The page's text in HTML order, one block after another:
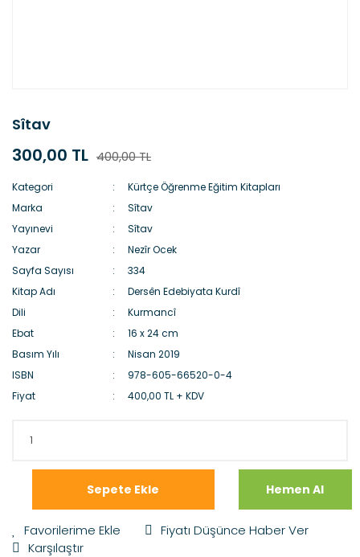
Sîtav
300,00 TL 400,00 TL
Kategori
Kürtçe Öğrenme Eğitim Kitapları
Marka
Sîtav
Yayınevi
Sîtav
Yazar
Nezîr Ocek
Sayfa Sayısı
334
Kitap Adı
Dersên Edebiyata Kurdî
Dili
Kurmancî
Ebat
16 x 24 cm
Basım Yılı
Nisan 2019
ISBN
978-605-66520-0-4
Fiyat
400,00 TL + KDV
Sepete Ekle Hemen Al
Fiyatı Düşünce Haber Ver
Karşılaştır